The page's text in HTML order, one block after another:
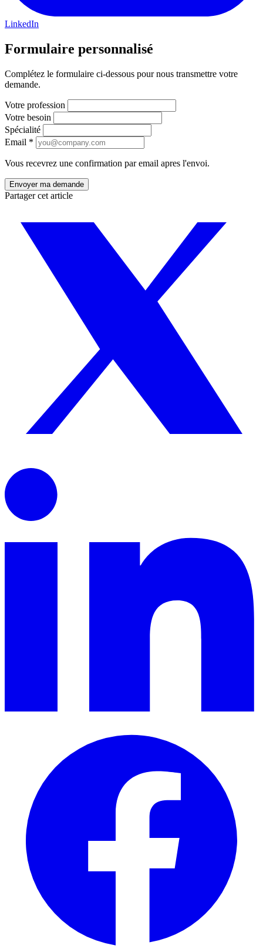
LinkedIn
Formulaire personnalisé
Complétez le formulaire ci-dessous pour nous transmettre votre
demande.
Votre profession
Votre besoin
Spécialité
Email *
Vous recevrez une confirmation par email apres l'envoi.
Partager cet article